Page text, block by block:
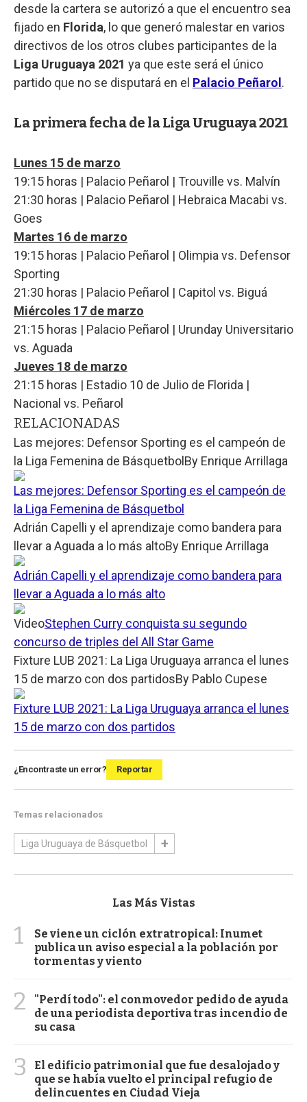
desde la cartera se autorizó a que el encuentro sea
fijado en Florida, lo que generó malestar en varios
directivos de los otros clubes participantes de la
Liga Uruguaya 2021 ya que este será el único
partido que no se disputará en el Palacio Peñarol .
La primera fecha de la Liga Uruguaya 2021
Lunes 15 de marzo
19:15 horas | Palacio Peñarol | Trouville vs. Malvín
21:30 horas | Palacio Peñarol | Hebraica Macabi vs.
Goes
Martes 16 de marzo
19:15 horas | Palacio Peñarol | Olimpia vs. Defensor
Sporting
21:30 horas | Palacio Peñarol | Capitol vs. Biguá
Miércoles 17 de marzo
21:15 horas | Palacio Peñarol | Urunday Universitario
vs. Aguada
Jueves 18 de marzo
21:15 horas | Estadio 10 de Julio de Florida |
Nacional vs. Peñarol
RELACIONADAS
Las mejores: Defensor Sporting es el campeón de
la Liga Femenina de Básquetbol By Enrique Arrillaga
Las mejores: Defensor Sporting es el campeón de
la Liga Femenina de Básquetbol
Adrián Capelli y el aprendizaje como bandera para
llevar a Aguada a lo más altoBy Enrique Arrillaga
Adrián Capelli y el aprendizaje como bandera para
llevar a Aguada a lo más alto
VideoStephen Curry conquista su segundo
concurso de triples del All Star Game
Fixture LUB 2021: La Liga Uruguaya arranca el lunes
15 de marzo con dos partidosBy Pablo Cupese
Fixture LUB 2021: La Liga Uruguaya arranca el lunes
15 de marzo con dos partidos
¿Encontraste un error? Reportar
Temas relacionados
Liga Uruguaya de Básquetbol
Las Más Vistas
1
Se viene un ciclón extratropical: Inumet
publica un aviso especial a la población por
tormentas y viento
2
"Perdí todo": el conmovedor pedido de ayuda
de una periodista deportiva tras incendio de
su casa
3
El edificio patrimonial que fue desalojado y
que se había vuelto el principal refugio de
delincuentes en Ciudad Vieja